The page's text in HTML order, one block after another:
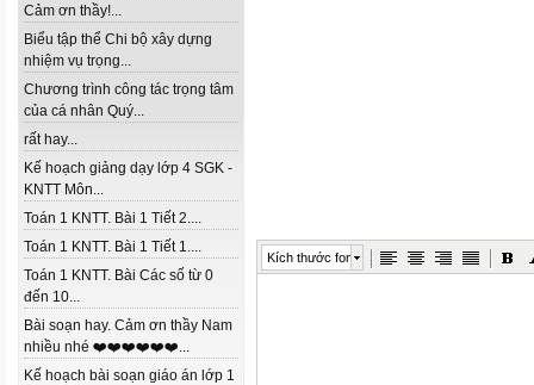
Cảm ơn thầy!...
Biểu tập thể Chi bộ xây dựng
nhiệm vụ trọng...
Chương trình công tác trọng tâm
của cá nhân Quý...
rất hay...
Kế hoạch giảng dạy lớp 4 SGK -
KNTT Môn...
Toán 1 KNTT. Bài 1 Tiết 2....
Toán 1 KNTT. Bài 1 Tiết 1....
Toán 1 KNTT. Bài Các số từ 0
đến 10...
Bài soạn hay. Cảm ơn thầy Nam
nhiều nhé ❤️❤️❤️❤️❤️❤️...
Kế hoạch bài soạn giáo án lớp 1
Kích thước font